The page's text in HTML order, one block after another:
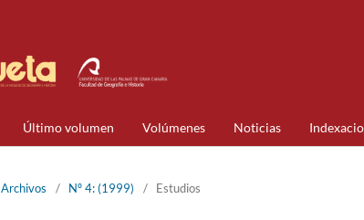
Último volumen Volúmenes Noticias
Archivos / Nº 4: (1999) / Estudios